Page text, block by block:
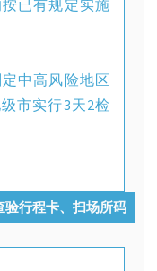
已有规定实施
中高风险地区
市实行3天2检
行程卡、扫场所码